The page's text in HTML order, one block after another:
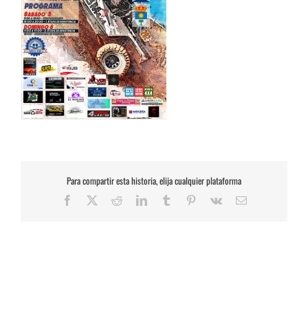
Para compartir esta historia, elija cualquier plataforma
Facebook RedditLinkedInTumblr Pinterest
Vk
Correo